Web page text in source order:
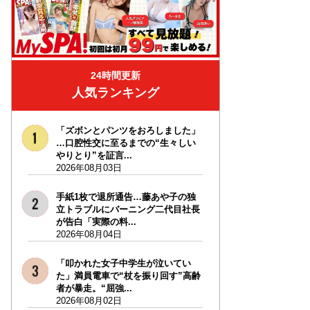
24時間更新
人気ランキング
「ズボンとパンツをおろしました」
…口腔性交に至るまでの“生々しい
やりとり”を証言...
2026年08月03日
手紙1枚で退所通告…藤あや子の独
立トラブルにバーニング二代目社長
が告白「実際の料...
2026年08月04日
「叩かれた女子中学生が泣いてい
た」満員電車で“杖を振り回す”高齢
者が暴走。“屈強...
2026年08月02日